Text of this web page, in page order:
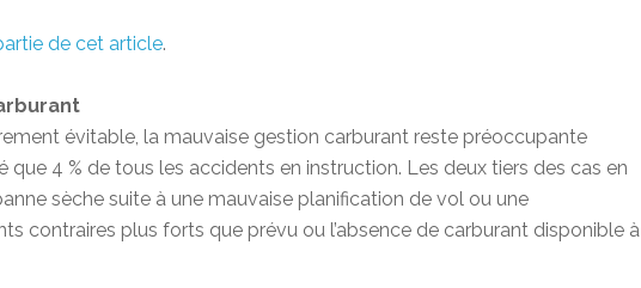
de cet article.
évitable, la mauvaise gestion carburant reste préoccupante
que 4 % de tous les accidents en instruction. Les deux tiers des cas en
sèche suite à une mauvaise planification de vol ou une
contraires plus forts que prévu ou l’absence de carburant disponible à